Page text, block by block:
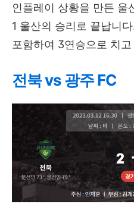
인플레이 상황을 만든 울
1 울산의 승리로 끝납니
포함하여 3연승으로 치
전북 vs 광주 FC